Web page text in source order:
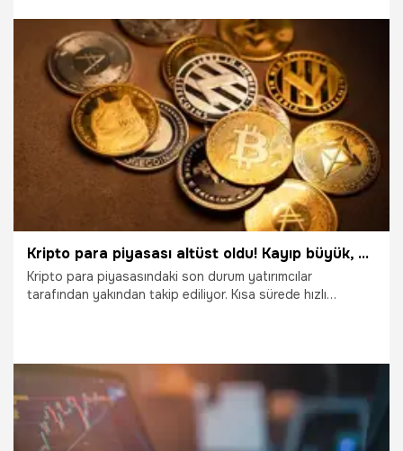
20.05.2022 Ekonomi
Kripto para piyasası altüst oldu! Kayıp büyük, Bitcoin, Ethereum, Ripple ve Shiba Inu...
Kripto para piyasasındaki son durum yatırımcılar
tarafından yakından takip ediliyor. Kısa sürede hızlı
heyecanlandıran kripto paralar bu kez sert düştü.
Piyasanın en büyük oyuncu Bitcoin'de de kayıp büyüyor.
Bitcoin yeniden 40 bin dolar seviyelerine geriledi.
11.04.2022 Ekonomi